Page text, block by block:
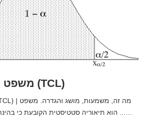
משפט הגבול המרכזי (TCL)